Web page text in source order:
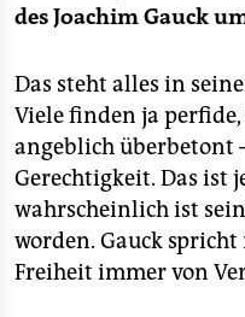
des Joachim Gauck
Das steht alles in
Viele finden ja
angeblich überbetont
Gerechtigkeit. Das ist
wahrscheinlich ist
worden. Gauck
Freiheit immer von